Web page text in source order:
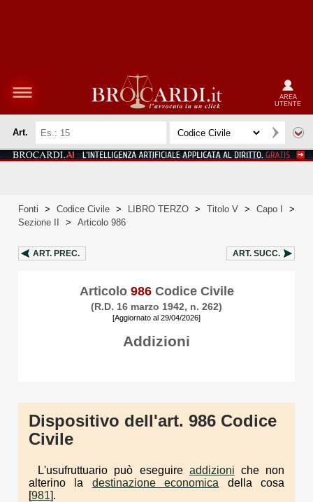
AREA
UTENTE
Art.
Fonti > Codice Civile > LIBRO TERZO > Titolo V > Capo I
>
Sezione II
> Articolo 986
ART. PREC. ART. SUCC.
Articolo 986Codice Civile
(R.D. 16 marzo 1942, n. 262)
[Aggiornato al 29/04/2026]
Addizioni
Dispositivo dell'art. 986 Codice
Civile
L'usufruttuario può eseguire addizioni che non
alterino la destinazione economica della cosa
[981].